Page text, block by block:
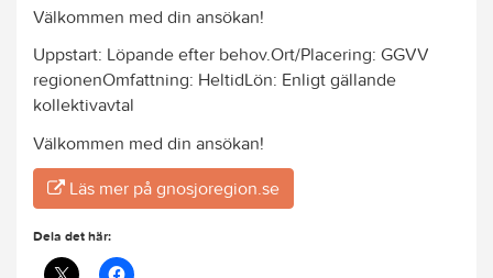
Välkommen med din ansökan!
Uppstart: Löpande efter behov.Ort/Placering: GGVV
regionenOmfattning: HeltidLön: Enligt gällande
kollektivavtal
Välkommen med din ansökan!
Läs mer på gnosjoregion.se
Dela det här: